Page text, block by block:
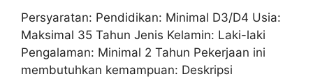
Persyaratan: Pendidikan: Minimal D3/D4 Usia:
Maksimal 35 Tahun Jenis Kelamin: Laki-laki
Pengalaman: Minimal 2 Tahun Pekerjaan ini
membutuhkan kemampuan: Deskripsi